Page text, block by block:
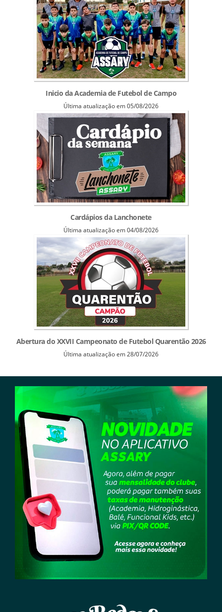
Inicio da Academia de Futebol de Campo
Última atualização em 05/08/2026
Cardápios da Lanchonete
Última atualização em 04/08/2026
Abertura do XXVII Campeonato de Futebol Quarentão 2026
Última atualização em 28/07/2026